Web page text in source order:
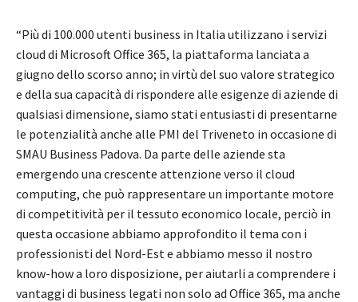
“Più di 100.000 utenti business in Italia utilizzano i servizi
cloud di Microsoft Office 365, la piattaforma lanciata a
giugno dello scorso anno; in virtù del suo valore strategico
e della sua capacità di rispondere alle esigenze di aziende di
qualsiasi dimensione, siamo stati entusiasti di presentarne
le potenzialità anche alle PMI del Triveneto in occasione di
SMAU Business Padova. Da parte delle aziende sta
emergendo una crescente attenzione verso il cloud
computing, che può rappresentare un importante motore
di competitività per il tessuto economico locale, perciò in
questa occasione abbiamo approfondito il tema con i
professionisti del Nord-Est e abbiamo messo il nostro
know-how a loro disposizione, per aiutarli a comprendere i
vantaggi di business legati non solo ad Office 365, ma anche